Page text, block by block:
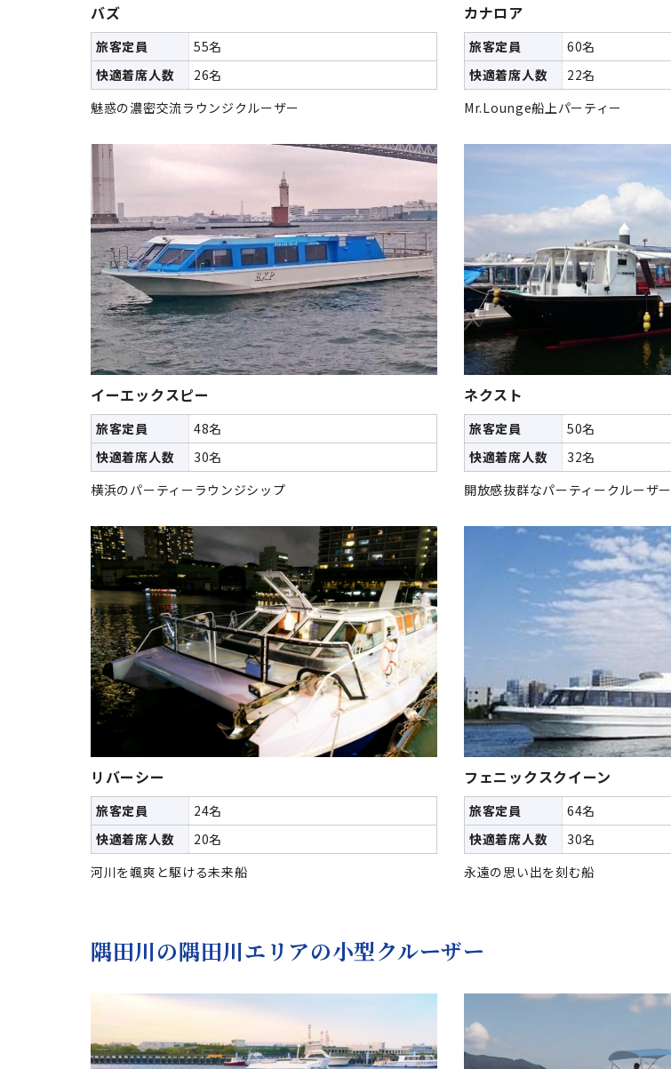
バズ
旅客定員
55名
快適着席人数
26名
魅惑の濃密交流ラウンジクルーザー
カナロア
旅客定員
60名
快適着席人数
22名
Mr.Lounge船上パーティー
イーエックスピー
旅客定員
48名
快適着席人数
30名
横浜のパーティーラウンジシップ
ネクスト
旅客定員
50名
快適着席人数
32名
開放感抜群なパーティークルーザー
リバーシー
旅客定員
24名
快適着席人数
20名
河川を颯爽と駆ける未来船
フェニックスクイーン
旅客定員
64名
快適着席人数
30名
永遠の思い出を刻む船
隅田川の隅田川エリアの小型クルーザー